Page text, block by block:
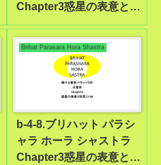
Chapter3惑星の表意と性
質12-17
Brihat Parasara Hora Shastra
b-4-8.ブリハット パラシ
ャラ ホーラ シャストラ
Chapter3惑星の表意と性